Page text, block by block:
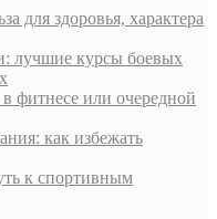
для здоровья, характера
лучшие курсы боевых
фитнесе или очередной
как избежать
к спортивным